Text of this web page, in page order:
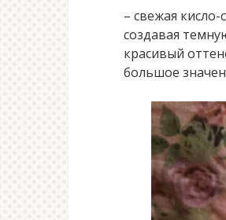
– свежая
создавая
красивый
большое